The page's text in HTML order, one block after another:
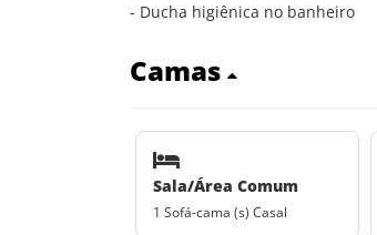
- Ducha higiênica no banheiro
Camas
Sala/Área Comum
1 Sofá-cama (s) Casal